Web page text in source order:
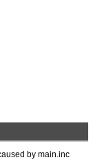
by main.inc